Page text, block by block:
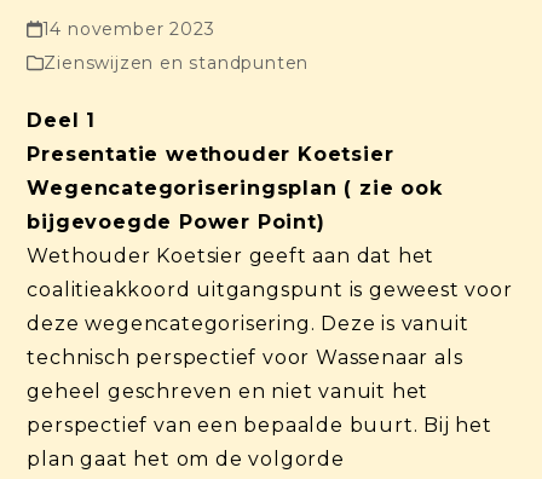
14 november 2023
Zienswijzen en standpunten
Deel 1
Presentatie wethouder Koetsier
Wegencategoriseringsplan ( zie ook
bijgevoegde Power Point)
Wethouder Koetsier geeft aan dat het
coalitieakkoord uitgangspunt is geweest voor
deze wegencategorisering. Deze is vanuit
technisch perspectief voor Wassenaar als
geheel geschreven en niet vanuit het
perspectief van een bepaalde buurt. Bij het
plan gaat het om de volgorde